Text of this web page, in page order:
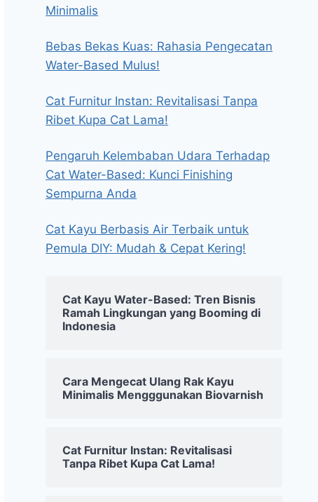
Minimalis
Bebas Bekas Kuas: Rahasia Pengecatan
Water-Based Mulus!
Cat Furnitur Instan: Revitalisasi Tanpa
Ribet Kupa Cat Lama!
Pengaruh Kelembaban Udara Terhadap
Cat Water-Based: Kunci Finishing
Sempurna Anda
Cat Kayu Berbasis Air Terbaik untuk
Pemula DIY: Mudah & Cepat Kering!
Cat Kayu Water-Based: Tren Bisnis
Ramah Lingkungan yang Booming di
Indonesia
Cara Mengecat Ulang Rak Kayu
Minimalis Mengggunakan Biovarnish
Cat Furnitur Instan: Revitalisasi
Tanpa Ribet Kupa Cat Lama!